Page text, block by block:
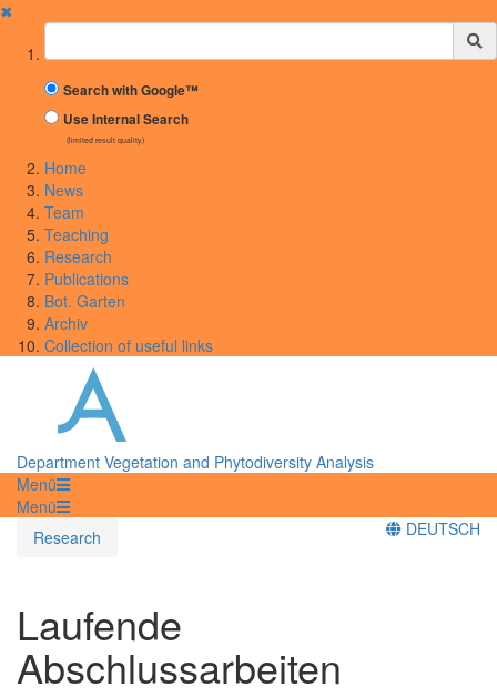
✖
Suchbegriff
Search with Google™
Use Internal Search
(limited result quality)
Home
News
Team
Teaching
Research
Publications
Bot. Garten
Archiv
Collection of useful links
Department Vegetation and Phytodiversity Analysis
Menü
Menü
Research
DEUTSCH
Laufende
Abschlussarbeiten